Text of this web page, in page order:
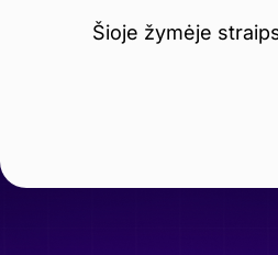
Šioje žymėje